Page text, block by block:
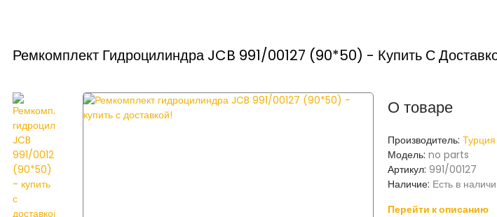
Ремкомплект Гидроцилиндра JCB 991/00127 (90*50) - Купить С
О товаре
Производитель:Турция
Модель:no parts
Артикул:991/00127
Наличие: Есть в
Перейти к описанию